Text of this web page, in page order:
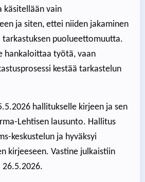
käsitellään vain
ja siten, ettei niiden jakaminen
puolueettomuutta.
hankaloittaa työtä, vaan
kestää tarkastelun
hallitukselle kirjeen ja sen
Lehtisen lausunto. Hallitus
keskustelun ja hyväksyi
kirjeeseen. Vastine julkaistiin
26.5.2026.